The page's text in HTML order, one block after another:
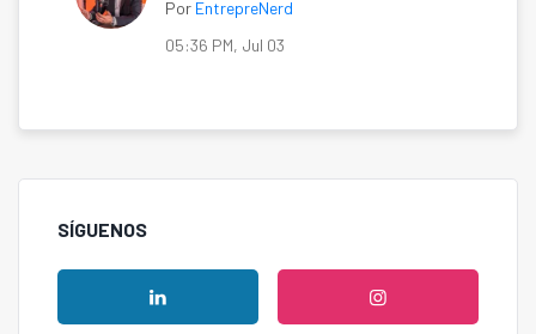
Por EntrepreNerd
05:36 PM, Jul 03
SÍGUENOS